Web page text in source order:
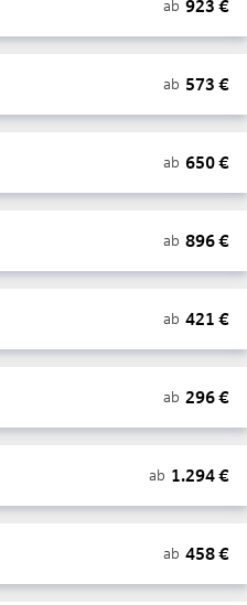
ab 923 €
ab 573 €
ab 650€
ab 896€
ab 421 €
ab 296€
ab 1.294€
ab 458€